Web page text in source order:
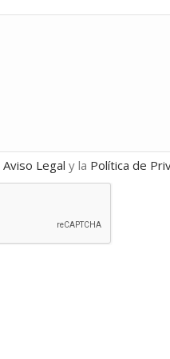
Aviso Legal y la Política de